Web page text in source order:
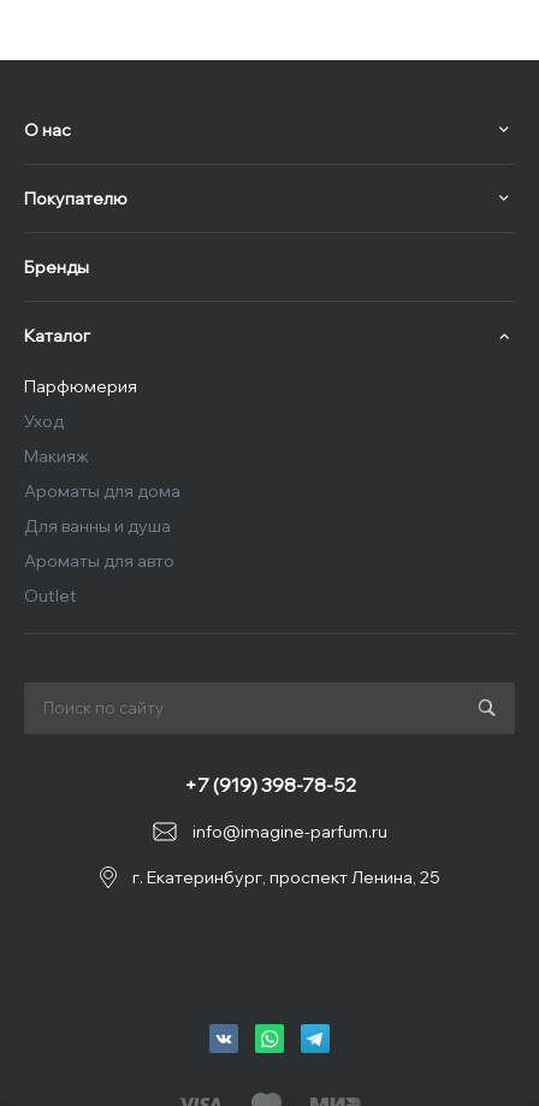
О нас
Покупателю
Бренды
Каталог
Парфюмерия
Уход
Макияж
Ароматы для дома
Для ванны и душа
Ароматы для авто
Outlet
info@imagine-parfum.ru
+7 (919) 398-78-52
г. Екатеринбург, проспект Ленина, 25